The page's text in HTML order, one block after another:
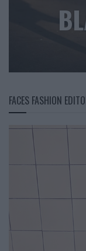
FACES FASHION